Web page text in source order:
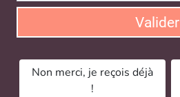
Valider
Non merci, je reçois déjà
!